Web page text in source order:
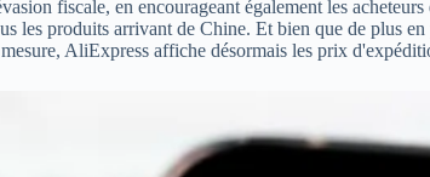
fiscale, en encourageant également les
les produits arrivant de Chine. Et bien que de plus
AliExpress affiche désormais les prix